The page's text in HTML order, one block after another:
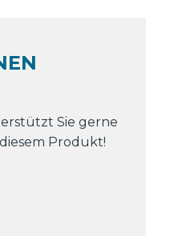
Sie gerne
Produkt!